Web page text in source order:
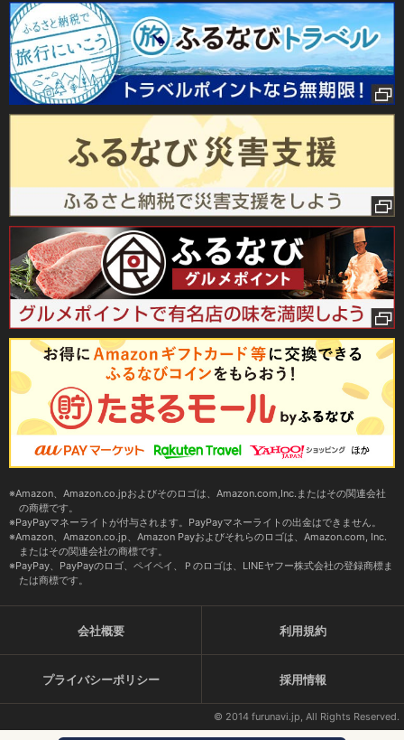
Amazon、Amazon.co.jpおよびそのロゴは、Amazon.com,Inc.またはその関連会社
の商標です。
PayPayマネーライトが付与されます。PayPayマネーライトの出金はできません。
Amazon、Amazon.co.jp、Amazon Payおよびそれらのロゴは、Amazon.com, Inc.
またはその関連会社の商標です。
PayPay、PayPayのロゴ、ペイペイ、Ｐのロゴは、LINEヤフー株式会社の登録商標ま
たは商標です。
会社概要 利用規約
プライバシーポリシー 採用情報
© 2014 furunavi.jp, All Rights Reserved.